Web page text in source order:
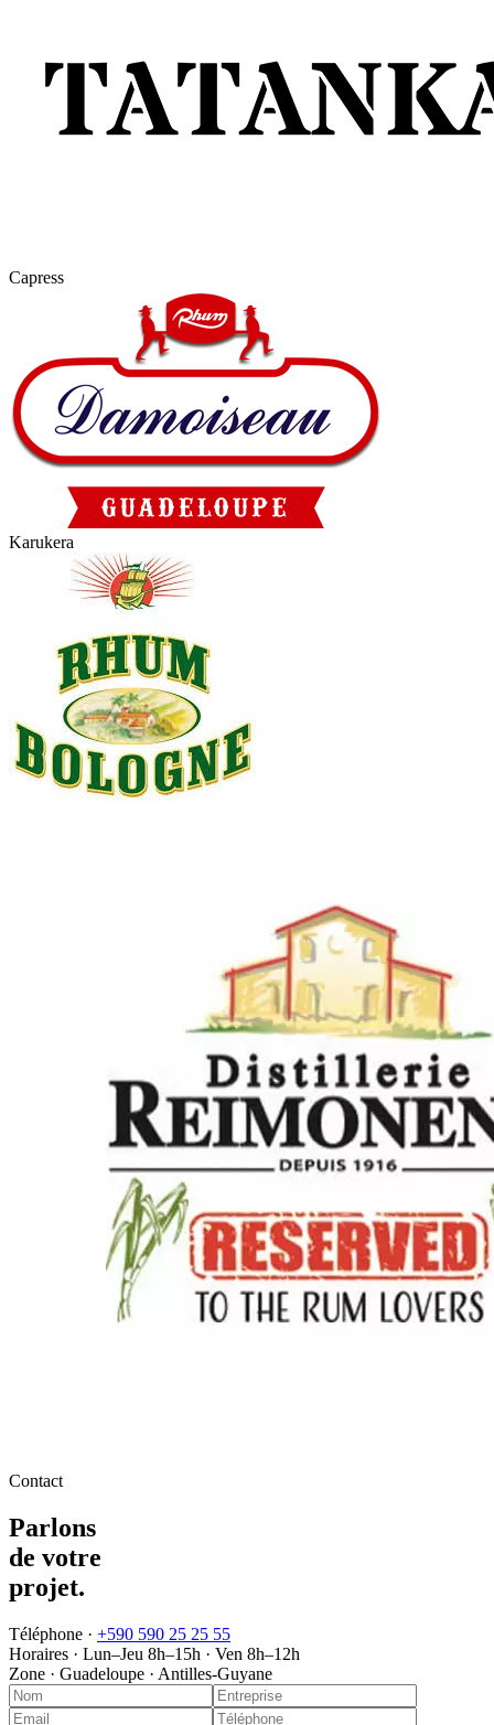
Capress
Karukera
Contact
Parlons
de votre
projet.
Téléphone · +590 590 25 25 55
Horaires · Lun–Jeu 8h–15h · Ven 8h–12h
Zone · Guadeloupe · Antilles-Guyane